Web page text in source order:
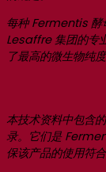
每种 Fermentis 酵
Lesaffre 集团的专
了最高的微生物纯
本技术资料中包含
录。它们是
保该产品的使用符